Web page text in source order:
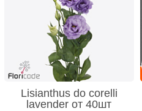
Lisianthus do corelli
lavender от 40шт